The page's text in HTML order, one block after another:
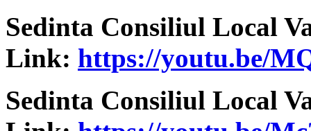
Sedinta Consiliul Local
Link: https://youtu.be/
Sedinta Consiliul Local